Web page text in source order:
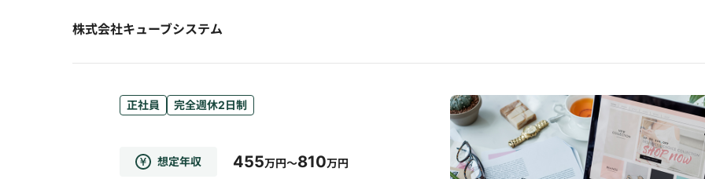
株式会社キューブシステム
正社員 完全週休2日制
想定年収 455万円～810万円